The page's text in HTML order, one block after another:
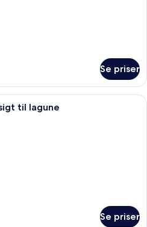
Se priser
Et hotelværelse med en seng, et
til lagune
Se priser